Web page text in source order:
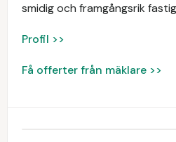
smidig och framgångsrik
Profil >>
Få offerter från mäklare >>